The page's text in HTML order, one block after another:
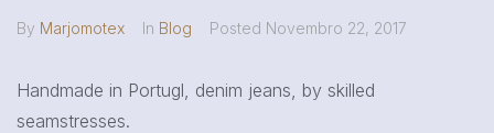
By Marjomotex In Blog Posted Novembro 22, 2017
Handmade in Portugl, denim jeans, by skilled
seamstresses.